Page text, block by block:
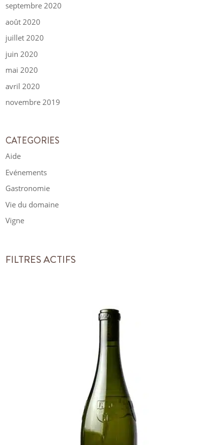
septembre 2020
août 2020
juillet 2020
juin 2020
mai 2020
avril 2020
novembre 2019
CATEGORIES
Aide
Evénements
Gastronomie
Vie du domaine
Vigne
FILTRES ACTIFS